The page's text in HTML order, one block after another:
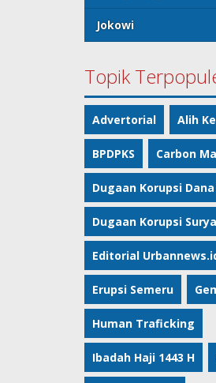
Jokowi
Topik
Advertorial Alih
BPDPKS Carbon
Dugaan Korupsi
Dugaan Korupsi
Editorial
Erupsi Semeru
Human Traficking
Ibadah Haji 1443 H